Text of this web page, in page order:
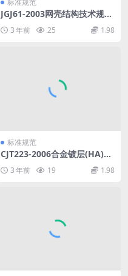
标准规范
JGJ61-2003网壳结构技术规程
3 年前 25 1.98
标准规范
CJT223-2006合金镀层(HA)钢
3 年前 19 1.98